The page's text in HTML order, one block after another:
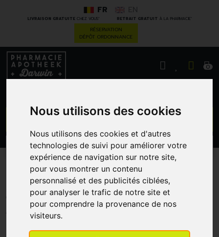
Nous utilisons des cookies
Nous utilisons des cookies et d'autres
technologies de suivi pour améliorer votre
expérience de navigation sur notre site,
pour vous montrer un contenu
personnalisé et des publicités ciblées,
pour analyser le trafic de notre site et
pour comprendre la provenance de nos
visiteurs.
LIVRAISON GRATUITECHEZ VOUS* RETRAIT GRATUIT À LA PHARMACIE*
FR
RÉSERVATION
DÉPÔT ORDONNANCE
0
CATÉGORIES PROMOS
A.vogel Creme Arnicaforce
30ml Nf
A. VOGEL